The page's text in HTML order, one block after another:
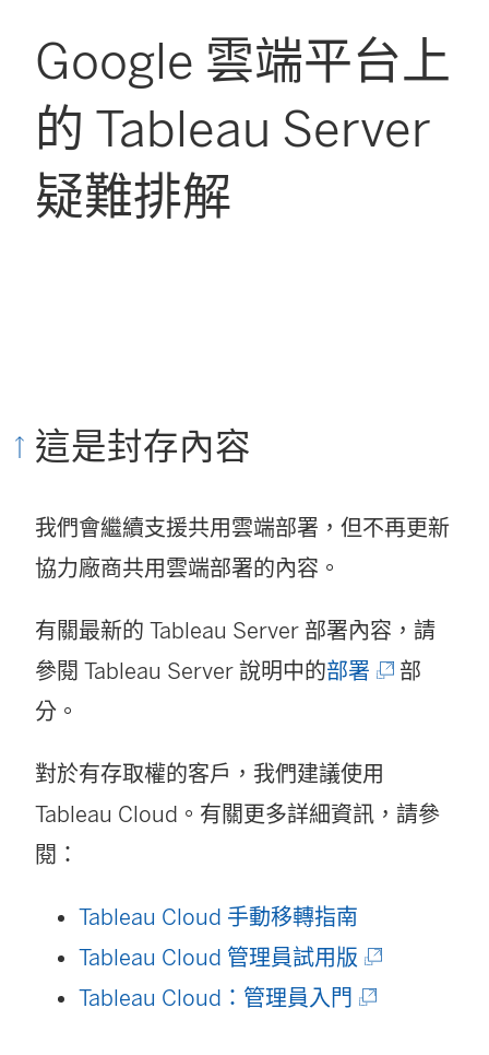
Google 雲端平台上
的 Tableau Server
疑難排解
這是封存內容
我們會繼續支援共用雲端部署，但不再更新
協力廠商共用雲端部署的內容。
有關最新的 Tableau Server 部署內容，請
參閱 Tableau Server 說明中的部署 (
在
新
開
啟
部
分。
對於有存取權的客戶，我們建議使用
Tableau Cloud 。有關更多詳細資訊，請參
閱：
Tableau Cloud 手動移轉指南
Tableau Cloud 管理員試用版 (
連
Tableau Cloud：管理員入門 (